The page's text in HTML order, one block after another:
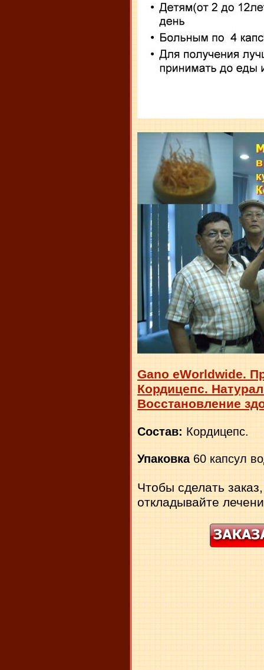
Gano eWorldwide.
Кордицепс.
Восстановление
Состав: Кордицепс.
Упаковка60 капсул
Чтобы сделать
откладывайте